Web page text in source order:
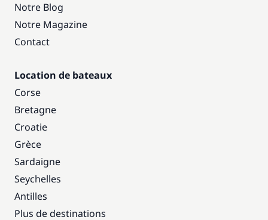
Notre Blog
Notre Magazine
Contact
Location de bateaux
Corse
Bretagne
Croatie
Grèce
Sardaigne
Seychelles
Antilles
Plus de destinations